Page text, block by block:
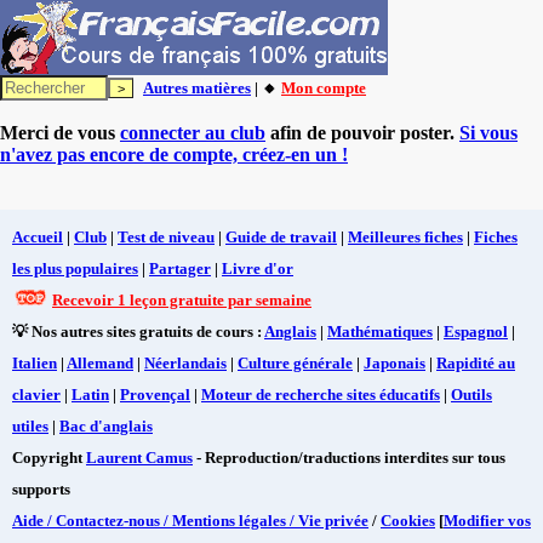
Autres matières | 🔸 Mon compte
Merci de vous connecter au club afin de pouvoir poster. Si vous
n'avez pas encore de compte, créez-en un !
Accueil | Club | Test de niveau | Guide de travail | Meilleures fiches | Fiches
les plus populaires | Partager | Livre d'or
Recevoir 1 leçon gratuite par semaine
💡 Nos autres sites gratuits de cours : Anglais | Mathématiques | Espagnol |
Italien | Allemand | Néerlandais | Culture générale | Japonais | Rapidité au
clavier | Latin | Provençal | Moteur de recherche sites éducatifs | Outils
utiles | Bac d'anglais
CopyrightLaurent Camus - Reproduction/traductions interdites sur tous
supports
Aide / Contactez-nous / Mentions légales / Vie privée / Cookies [Modifier vos